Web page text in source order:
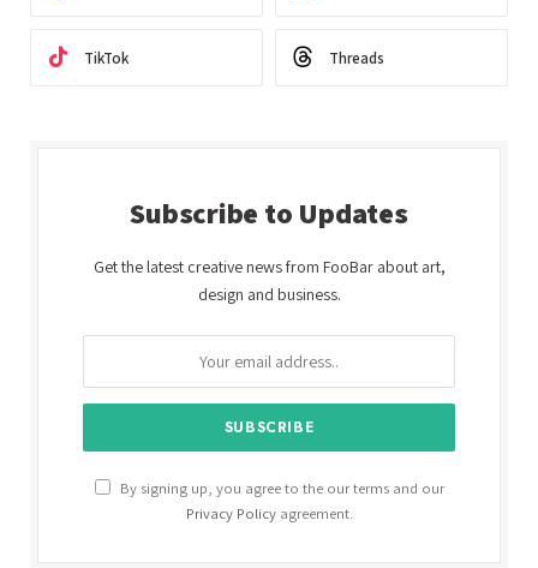
TikTok Threads
Subscribe to Updates
Get the latest creative news from FooBar about art,
design and business.
By signing up, you agree to the our terms and our
Privacy Policyagreement.